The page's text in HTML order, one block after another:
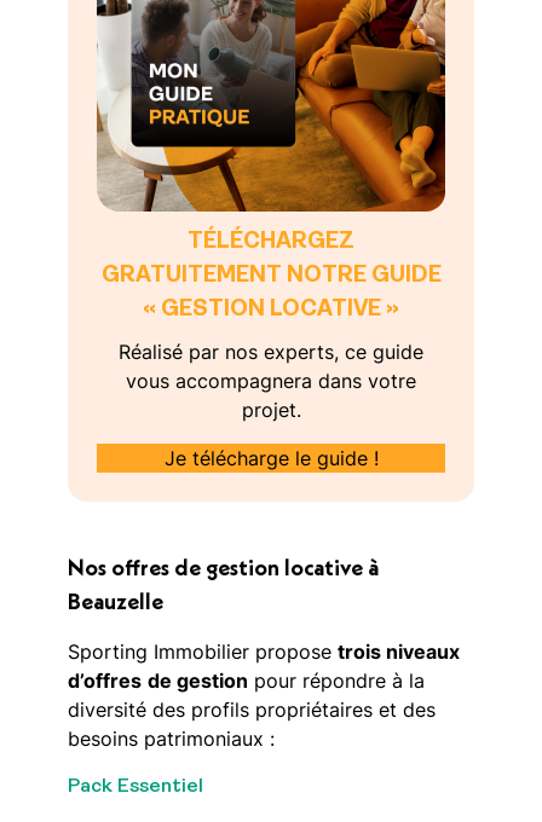
TÉLÉCHARGEZ
GRATUITEMENT NOTRE GUIDE
« GESTION LOCATIVE »
Réalisé par nos experts, ce guide
vous accompagnera dans votre
projet.
Je télécharge le guide !
Nos offres de gestion locative à
Beauzelle
Sporting Immobilier propose trois niveaux
d’offres de gestion pour répondre à la
diversité des profils propriétaires et des
besoins patrimoniaux :
Pack Essentiel